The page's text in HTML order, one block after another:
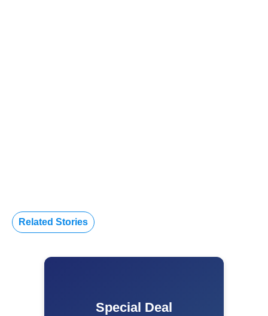
Related Stories
Special Deal